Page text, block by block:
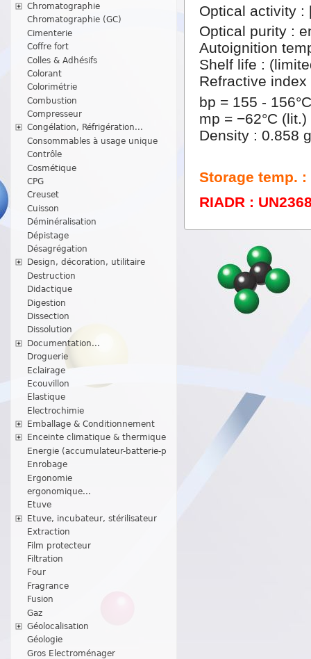
Chromatographie
Chromatographie (GC)
Cimenterie
Coffre fort
Colles & Adhésifs
Colorant
Colorimétrie
Combustion
Compresseur
Congélation, Réfrigération...
Consommables à usage unique
Contrôle
Cosmétique
CPG
Creuset
Cuisson
Déminéralisation
Dépistage
Désagrégation
Design, décoration, utilitaire
Destruction
Didactique
Digestion
Dissection
Dissolution
Documentation...
Droguerie
Eclairage
Ecouvillon
Elastique
Electrochimie
Emballage & Conditionnement
Enceinte climatique & thermique
Energie (accumulateur-batterie-p
Enrobage
Ergonomie
ergonomique...
Etuve
Etuve, incubateur, stérilisateur
Extraction
Film protecteur
Filtration
Four
Fragrance
Fusion
Gaz
Géolocalisation
Géologie
Gros Electroménager
Optical activity :
Optical purity :
Autoignition
Shelf life :
Refractive index
bp = 155 -
mp = −62°C (lit.)
Density : 0.858
Storage temp. :
RIADR :